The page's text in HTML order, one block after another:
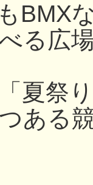
BMX
る広
夏祭
ある